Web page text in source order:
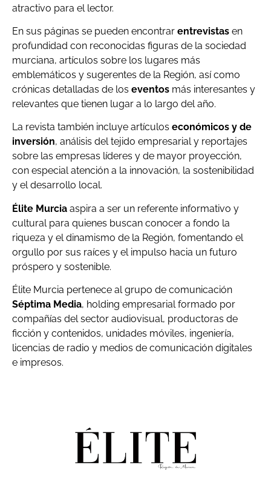
atractivo para el lector.
En sus páginas se pueden encontrar entrevistas en
profundidad con reconocidas figuras de la sociedad
murciana, artículos sobre los lugares más
emblemáticos y sugerentes de la Región, así como
crónicas detalladas de los eventos más interesantes y
relevantes que tienen lugar a lo largo del año.
La revista también incluye artículos económicos y de
inversión, análisis del tejido empresarial y reportajes
sobre las empresas líderes y de mayor proyección,
con especial atención a la innovación, la sostenibilidad
y el desarrollo local.
Élite Murcia aspira a ser un referente informativo y
cultural para quienes buscan conocer a fondo la
riqueza y el dinamismo de la Región, fomentando el
orgullo por sus raíces y el impulso hacia un futuro
próspero y sostenible.
Élite Murcia pertenece al grupo de comunicación
Séptima Media, holding empresarial formado por
compañías del sector audiovisual, productoras de
ficción y contenidos, unidades móviles, ingeniería,
licencias de radio y medios de comunicación digitales
e impresos.